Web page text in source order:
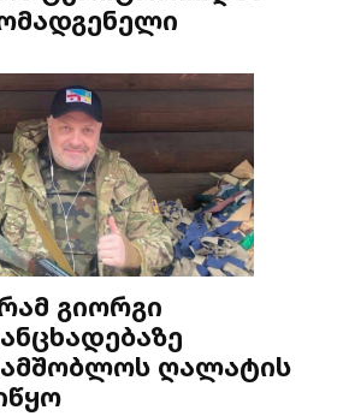
გიორგი
ღალატის